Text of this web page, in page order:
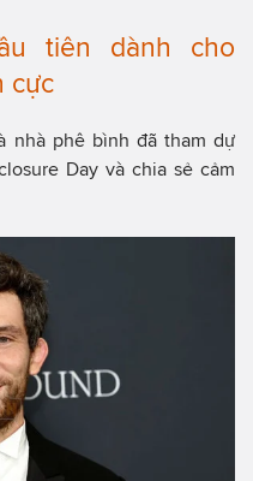
tiên dành cho
cực
nhà phê bình đã tham dự
Day và chia sẻ cảm